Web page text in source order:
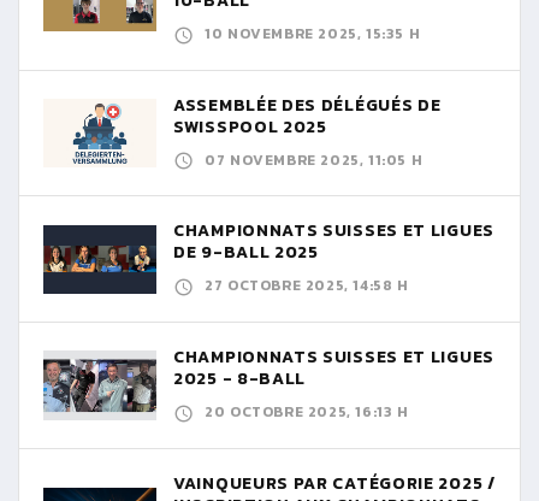
10 NOVEMBRE 2025, 15:35 H
ASSEMBLÉE DES DÉLÉGUÉS DE
SWISSPOOL 2025
07 NOVEMBRE 2025, 11:05 H
CHAMPIONNATS SUISSES ET LIGUES
DE 9-BALL 2025
27 OCTOBRE 2025, 14:58 H
CHAMPIONNATS SUISSES ET LIGUES
2025 - 8-BALL
20 OCTOBRE 2025, 16:13 H
VAINQUEURS PAR CATÉGORIE 2025 /